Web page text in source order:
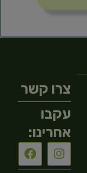
צרו קשר
עקבו
אחרינו: